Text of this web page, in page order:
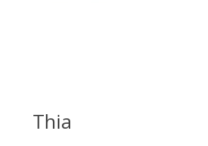
Thia